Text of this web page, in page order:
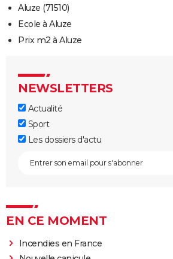
Aluze (71510)
Ecole à Aluze
Prix m2 à Aluze
NEWSLETTERS
Actualité
Sport
Les dossiers d'actu
EN CE MOMENT
Incendies en France